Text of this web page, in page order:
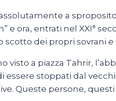
a
e ora, entrati nel XXI°
scotto dei propri sovrani e
visto a piazza Tahrir,
essere stoppati dal
Queste persone,